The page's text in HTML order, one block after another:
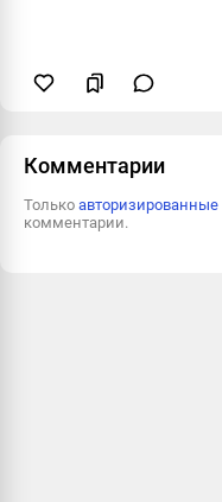
Комментарии
Только авторизированные
комментарии.